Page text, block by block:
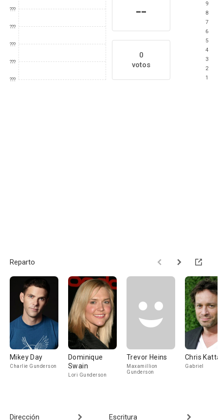
???
???
???
???
???
--
0
votos
9
8
7
6
5
4
3
2
1
Reparto
Mikey Day
Charlie Gunderson
Dominique
Swain
Lori Gunderson
Trevor Heins
Maxamillion
Gunderson
Chris
Gabriel
Dirección Escritura